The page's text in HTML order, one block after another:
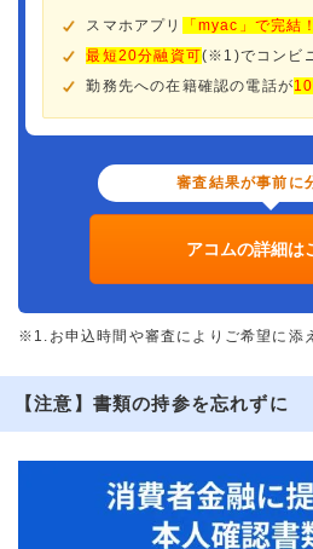
スマホアプリ
「myac」で完結！
最短20分融資可(※1)でコンビ
勤務先への在籍確認の電話が
審査結果が事前に
アコムの詳細は
※1.お申込時間や審査によりご希望に添
【注意】書類の持参を忘れずに